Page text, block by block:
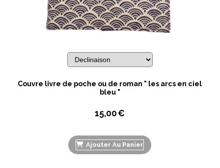
Couvre livre de poche ou de roman " les arcs en ciel
bleu "
15,00€
Ajouter Au Panier